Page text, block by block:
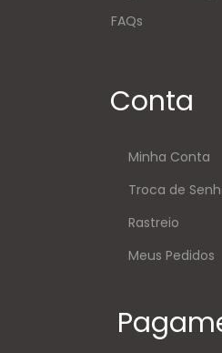
FAQs
Conta
Minha Conta
Troca de
Rastreio
Meus Pedidos